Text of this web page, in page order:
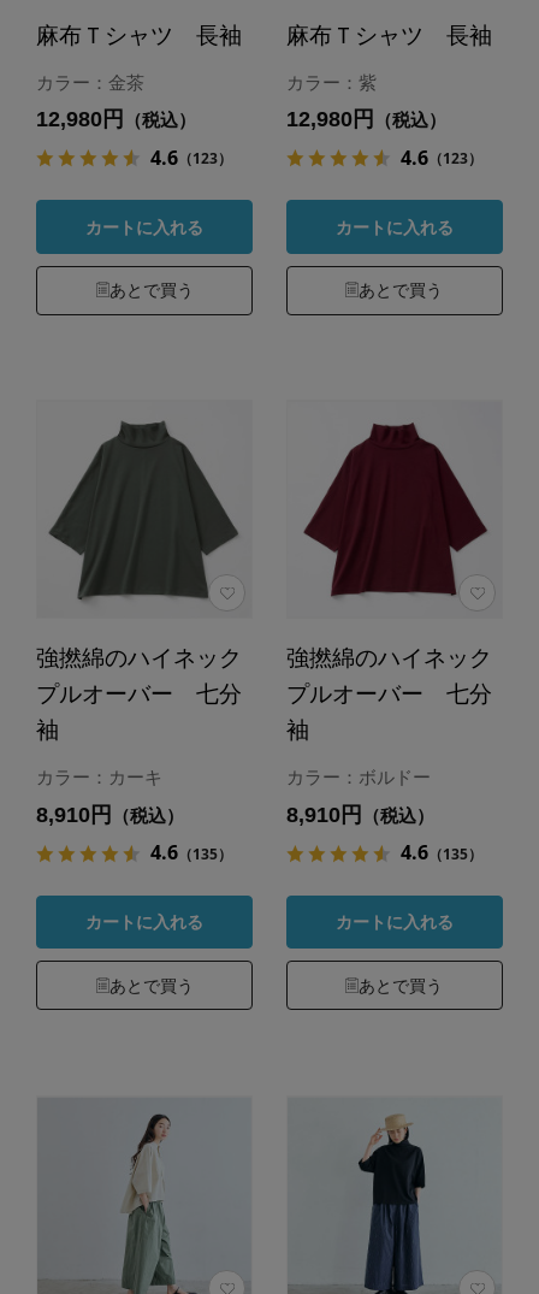
麻布Ｔシャツ 長袖
カラー：金茶
12,980円 （税込）
4.6（123）
カートに入れる
あとで買う
麻布Ｔシャツ 長袖
カラー：紫
12,980円 （税込）
4.6（123）
カートに入れる
あとで買う
強撚綿のハイネック
プルオーバー 七分
袖
カラー：カーキ
8,910円 （税込）
4.6（135）
カートに入れる
あとで買う
強撚綿のハイネック
プルオーバー 七分
袖
カラー：ボルドー
8,910円 （税込）
4.6（135）
カートに入れる
あとで買う